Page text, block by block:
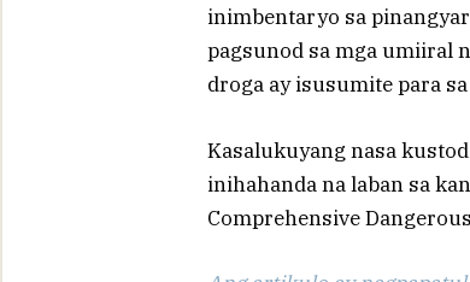
inimbentaryo sa
pagsunod sa mga umiiral
droga ay isusumite para
Kasalukuyang nasa
inihahanda na laban sa
Comprehensive